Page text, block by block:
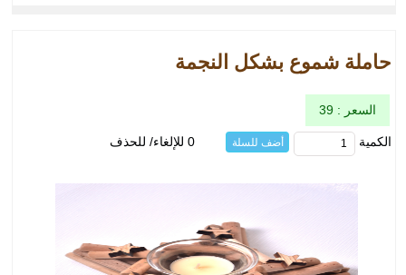
حاملة شموع بشكل النجمة
السعر : 39
الكمية أضف للسلة 0 للإلغاء/ للحذف